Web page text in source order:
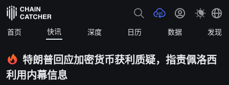
首页 快讯 深度 日历 数据 发现
特朗普回应加密货币获利质疑，指责佩洛西
利用内幕信息